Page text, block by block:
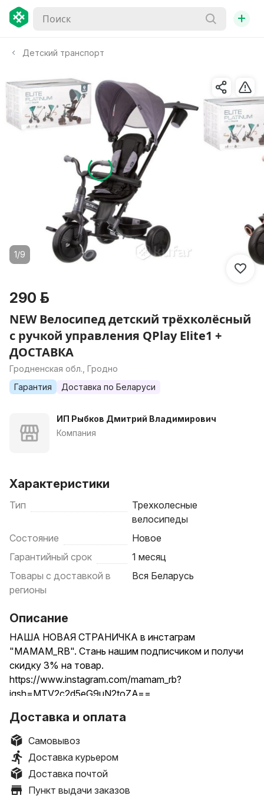
+
Детский транспорт
1/9
290 р.
NEW Велосипед детский трёхколёсный
с ручкой управления QPlay Elite1 +
ДОСТАВКА
Гродненская обл., Гродно
Гарантия
Доставка по Беларуси
ИП Рыбков Дмитрий Владимирович
Компания
Характеристики
Тип
Трехколесные
велосипеды
Состояние
Новое
Гарантийный срок
1 месяц
Товары с доставкой в
регионы
Вся Беларусь
Описание
НАША НОВАЯ СТРАНИЧКА в инстаграм
"MAMAM_RB". Стань нашим подписчиком и получи
скидку 3% на товар.
https://www.instagram.com/mamam_rb?
igsh=MTV2c2d5eG9uN2toZA==
Акция!
Бесплатная доставка на данный велосипед до
двери по всей Республике Беларусь!!!
...............................................................................
Велосипед детский трёхколёсный QPlay Elite1
QPlay Elite1 - новинка 2026 года! Велосипед
Доставка и оплата
Самовывоз
Доставка курьером
Доставка почтой
Пункт выдачи заказов